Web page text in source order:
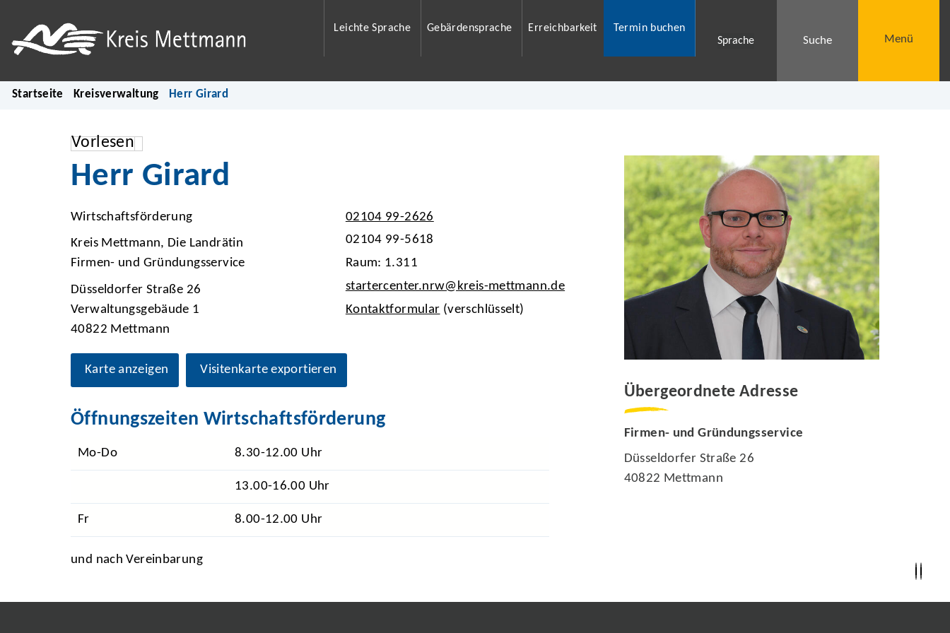
Leichte Sprache Gebärdensprache Erreichbarkeit
Termin buchen
Sprache
Suche Menü
Startseite Kreisverwaltung Herr Girard
Vorlesen
Herr Girard
Wirtschaftsförderung
Kreis Mettmann, Die Landrätin
Firmen- und Gründungsservice
Düsseldorfer Straße 26
Verwaltungsgebäude 1
40822 Mettmann
02104 99-2626
02104 99-5618
Raum: 1.311
startercenter.nrw@kreis-mettmann.de
Kontaktformular (verschlüsselt)
Karte anzeigen Visitenkarte exportieren
Öffnungszeiten Wirtschaftsförderung
Mo-Do 8.30-12.00 Uhr
13.00-16.00 Uhr
Fr 8.00-12.00 Uhr
und nach Vereinbarung
Übergeordnete Adresse
Firmen- und Gründungsservice
Düsseldorfer Straße 26
40822 Mettmann